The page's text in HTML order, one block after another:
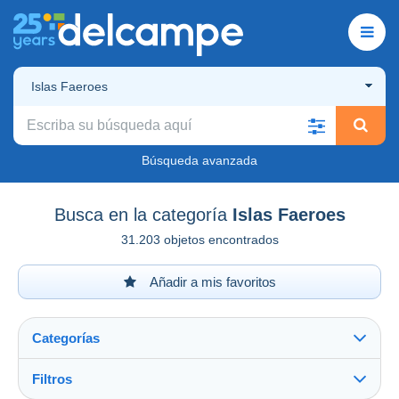
Islas Faeroes
Búsqueda avanzada
Busca en la categoría Islas Faeroes
31.203 objetos encontrados
Añadir a mis favoritos
Categorías
Filtros